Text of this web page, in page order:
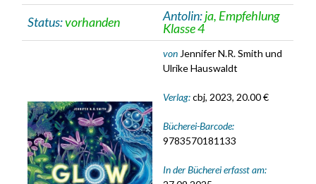
Status:vorhanden Antolin:ja, Empfehlung
Klasse 4
von Jennifer N.R. Smith und
Ulrike Hauswaldt
Verlag:cbj, 2023, 20.00 €
Bücherei-Barcode:
9783570181133
In der Bücherei erfasst am: